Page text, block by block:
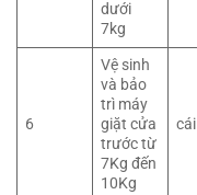
dưới
7kg
6
Vệ sinh
và bảo
trì máy
giặt cửa
trước từ
7Kg đến
10Kg
cái